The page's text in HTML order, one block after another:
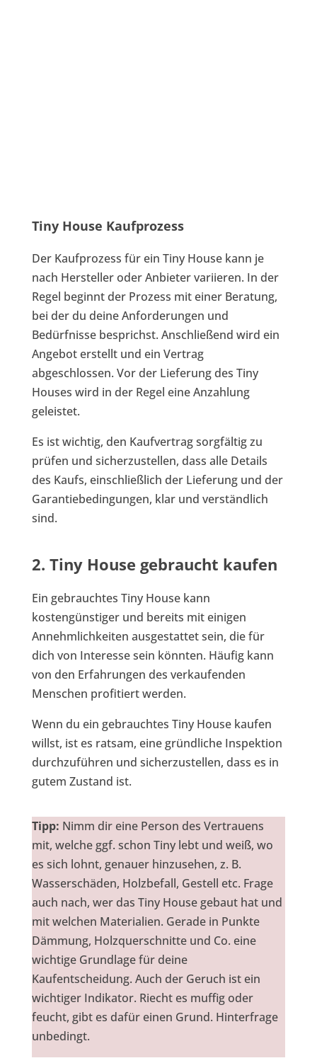
Tiny House Kaufprozess
Der Kaufprozess für ein Tiny House kann je
nach Hersteller oder Anbieter variieren. In der
Regel beginnt der Prozess mit einer Beratung,
bei der du deine Anforderungen und
Bedürfnisse besprichst. Anschließend wird ein
Angebot erstellt und ein Vertrag
abgeschlossen. Vor der Lieferung des Tiny
Houses wird in der Regel eine Anzahlung
geleistet.
Es ist wichtig, den Kaufvertrag sorgfältig zu
prüfen und sicherzustellen, dass alle Details
des Kaufs, einschließlich der Lieferung und der
Garantiebedingungen, klar und verständlich
sind.
2. Tiny House gebraucht kaufen
Ein gebrauchtes Tiny House kann
kostengünstiger und bereits mit einigen
Annehmlichkeiten ausgestattet sein, die für
dich von Interesse sein könnten. Häufig kann
von den Erfahrungen des verkaufenden
Menschen profitiert werden.
Wenn du ein gebrauchtes Tiny House kaufen
willst, ist es ratsam, eine gründliche Inspektion
durchzuführen und sicherzustellen, dass es in
gutem Zustand ist.
Tipp: Nimm dir eine Person des Vertrauens
mit, welche ggf. schon Tiny lebt und weiß, wo
es sich lohnt, genauer hinzusehen, z. B.
Wasserschäden, Holzbefall, Gestell etc. Frage
auch nach, wer das Tiny House gebaut hat und
mit welchen Materialien. Gerade in Punkte
Dämmung, Holzquerschnitte und Co. eine
wichtige Grundlage für deine
Kaufentscheidung. Auch der Geruch ist ein
wichtiger Indikator. Riecht es muffig oder
feucht, gibt es dafür einen Grund. Hinterfrage
unbedingt.